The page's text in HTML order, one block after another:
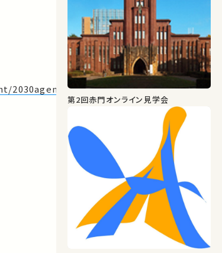
2030agenda/sdgs_report/
第2回⾚⾨オンライン⾒学会